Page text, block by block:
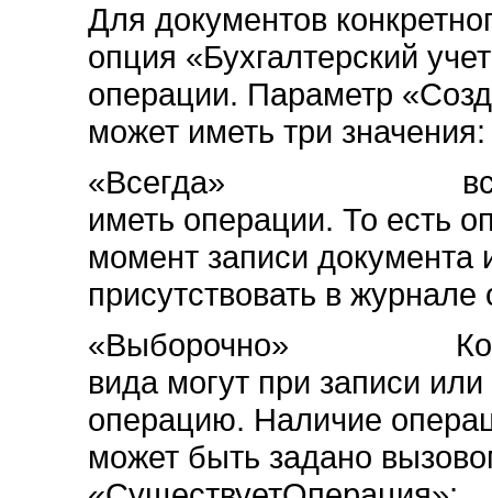
Для документов
опция «Бухгалтерский
операции. Параметр
может иметь три значения:
«Всегда» все
иметь операции. То есть
момент записи документа
присутствовать в
«Выборочно»
вида могут при записи
операцию. Наличие
может быть задано